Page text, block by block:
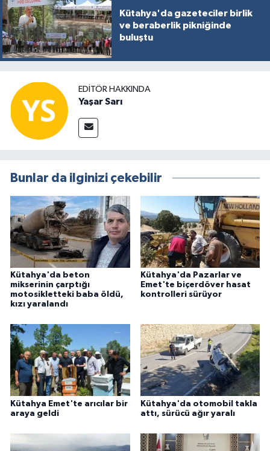
Kütahya'da gazeteciler birlik
ve beraberlik pikniğinde
buluştu
EDITÖR HAKKINDA
Yaşar Sarı
Bunlar da ilginizi çekebilir
Kütahya'da beton
mikserinin çarptığı
motosikletteki baba öldü,
kızı yaralandı
Kütahya'da Pazarlar ve
Emet'te biçerdöver hasat
kontrolleri sürüyor
Kütahya Emet'te arıcılar bir
araya geldi
Kütahya'da otomobil takla
attı, sürücü ağır yaralı